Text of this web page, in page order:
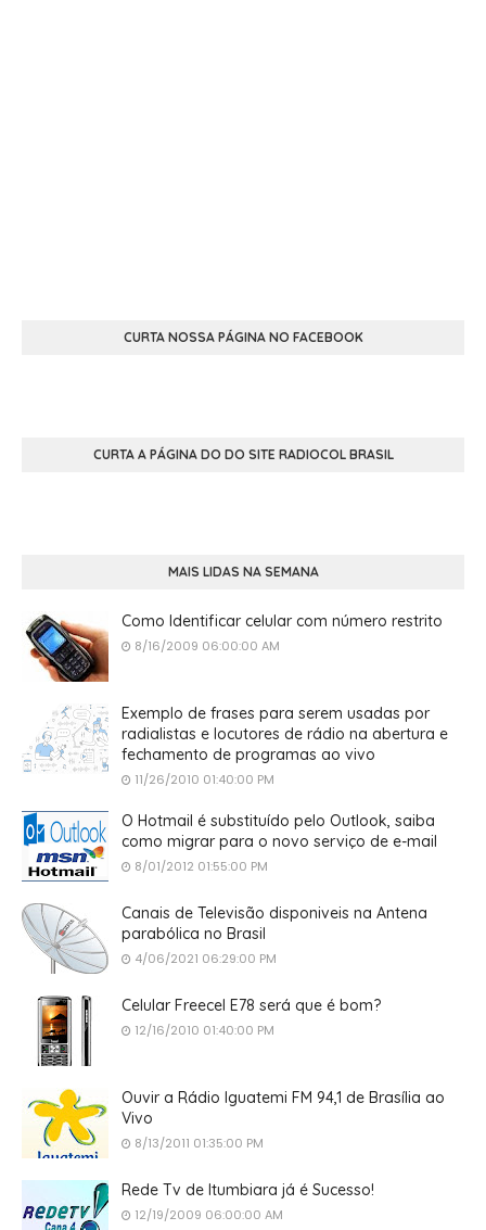
CURTA NOSSA PÁGINA NO FACEBOOK
CURTA A PÁGINA DO DO SITE RADIOCOL BRASIL
MAIS LIDAS NA SEMANA
Como Identificar celular com número restrito
8/16/2009 06:00:00 AM
Exemplo de frases para serem usadas por
radialistas e locutores de rádio na abertura e
fechamento de programas ao vivo
11/26/2010 01:40:00 PM
O Hotmail é substituído pelo Outlook, saiba
como migrar para o novo serviço de e-mail
8/01/2012 01:55:00 PM
Canais de Televisão disponiveis na Antena
parabólica no Brasil
4/06/2021 06:29:00 PM
Celular Freecel E78 será que é bom?
12/16/2010 01:40:00 PM
Ouvir a Rádio Iguatemi FM 94,1 de Brasília ao
Vivo
8/13/2011 01:35:00 PM
Rede Tv de Itumbiara já é Sucesso!
12/19/2009 06:00:00 AM